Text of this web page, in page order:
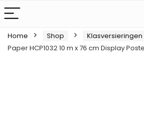
Home Shop Klasversieringen
Paper HCP1032 10 m x 76 cm Display